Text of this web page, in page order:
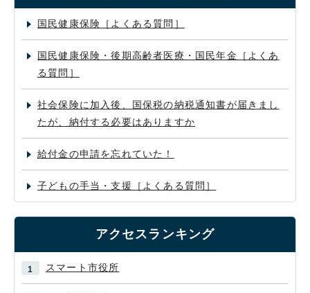
国民健康保険［よくある質問］
国民健康保険・後期高齢者医療・国民年金［よくあ
る質問］
社会保険に加入後、国保税の納税通知書が届きまし
たが、納付する必要はありますか
給付金の申請を忘れていた！
子どもの手当・支援［よくある質問］
アクセスランキング
スマート市役所